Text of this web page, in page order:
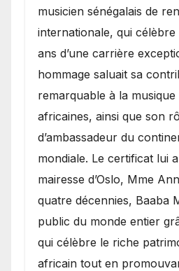
musicien sénégalais de
internationale, qui célèbre
ans d’une carrière
hommage saluait sa
remarquable à la
africaines, ainsi que son
d’ambassadeur du
mondiale. Le certificat lui
mairesse d’Oslo, Mme
quatre décennies, Baaba
public du monde entier
qui célèbre le riche
africain tout en